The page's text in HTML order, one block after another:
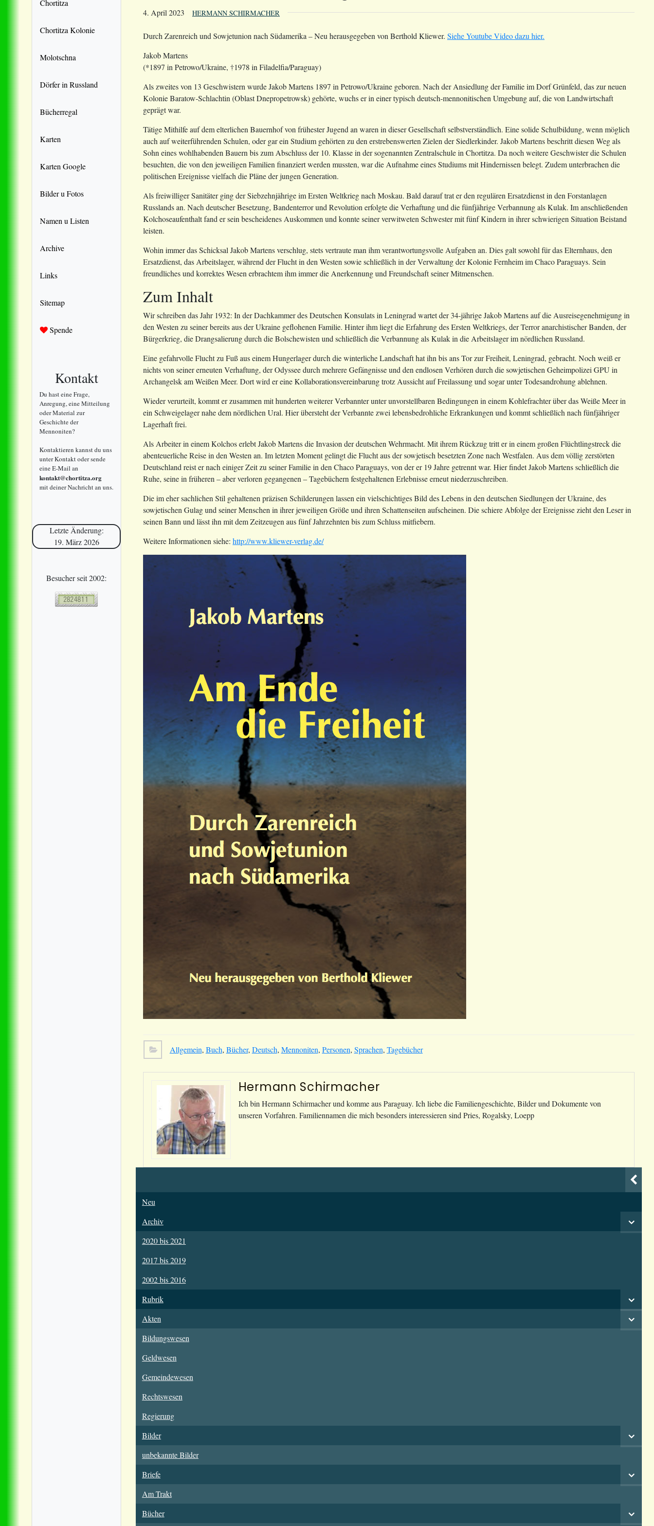
Chortitza
Chortitza Kolonie
Molotschna
Dörfer in Russland
Bücherregal
Karten
Karten Google
Bilder u Fotos
Namen u Listen
Archive
Links
Sitemap
Spende
Kontakt
Du hast eine Frage,
Anregung, eine Mitteilung
oder Material zur
Geschichte der
Mennoniten?
Kontaktieren kannst du uns
unter Kontakt oder sende
eine E-Mail an
kontakt@chortitza.org
mit deiner Nachricht an uns.
Letzte Änderung:
19. März 2026
Besucher seit 2002:
4. April 2023 HERMANN SCHIRMACHER
Durch Zarenreich und Sowjetunion nach Südamerika – Neu herausgegeben von Berthold Kliewer. Siehe Youtube Video dazu hier.
Jakob Martens
(*1897 in Petrowo/Ukraine, †1978 in Filadelfia/Paraguay)
Als zweites von 13 Geschwistern wurde Jakob Martens 1897 in Petrowo/Ukraine geboren. Nach der Ansiedlung der Familie im Dorf Grünfeld, das zur neuen
Kolonie Baratow-Schlachtin (Oblast Dnepropetrowsk) gehörte, wuchs er in einer typisch deutsch-mennonitischen Umgebung auf, die von Landwirtschaft
geprägt war.
Tätige Mithilfe auf dem elterlichen Bauernhof von frühester Jugend an waren in dieser Gesellschaft selbstverständlich. Eine solide Schulbildung, wenn möglich
auch auf weiterführenden Schulen, oder gar ein Studium gehörten zu den erstrebenswerten Zielen der Siedlerkinder. Jakob Martens beschritt diesen Weg als
Sohn eines wohlhabenden Bauern bis zum Abschluss der 10. Klasse in der sogenannten Zentralschule in Chortitza. Da noch weitere Geschwister die Schulen
besuchten, die von den jeweiligen Familien finanziert werden mussten, war die Aufnahme eines Studiums mit Hindernissen belegt. Zudem unterbrachen die
politischen Ereignisse vielfach die Pläne der jungen Generation.
Als freiwilliger Sanitäter ging der Siebzehnjährige im Ersten Weltkrieg nach Moskau. Bald darauf trat er den regulären Ersatzdienst in den Forstanlagen
Russlands an. Nach deutscher Besetzung, Bandenterror und Revolution erfolgte die Verhaftung und die fünfjährige Verbannung als Kulak. Im anschließenden
Kolchoseaufenthalt fand er sein bescheidenes Auskommen und konnte seiner verwitweten Schwester mit fünf Kindern in ihrer schwierigen Situation Beistand
leisten.
Wohin immer das Schicksal Jakob Martens verschlug, stets vertraute man ihm verantwortungsvolle Aufgaben an. Dies galt sowohl für das Elternhaus, den
Ersatzdienst, das Arbeitslager, während der Flucht in den Westen sowie schließlich in der Verwaltung der Kolonie Fernheim im Chaco Paraguays. Sein
freundliches und korrektes Wesen erbrachtem ihm immer die Anerkennung und Freundschaft seiner Mitmenschen.
Zum Inhalt
Wir schreiben das Jahr 1932: In der Dachkammer des Deutschen Konsulats in Leningrad wartet der 34-jährige Jakob Martens auf die Ausreisegenehmigung in
den Westen zu seiner bereits aus der Ukraine geflohenen Familie. Hinter ihm liegt die Erfahrung des Ersten Weltkriegs, der Terror anarchistischer Banden, der
Bürgerkrieg, die Drangsalierung durch die Bolschewisten und schließlich die Verbannung als Kulak in die Arbeitslager im nördlichen Russland.
Eine gefahrvolle Flucht zu Fuß aus einem Hungerlager durch die winterliche Landschaft hat ihn bis ans Tor zur Freiheit, Leningrad, gebracht. Noch weiß er
nichts von seiner erneuten Verhaftung, der Odyssee durch mehrere Gefängnisse und den endlosen Verhören durch die sowjetischen Geheimpolizei GPU in
Archangelsk am Weißen Meer. Dort wird er eine Kollaborationsvereinbarung trotz Aussicht auf Freilassung und sogar unter Todesandrohung ablehnen.
Wieder verurteilt, kommt er zusammen mit hunderten weiterer Verbannter unter unvorstellbaren Bedingungen in einem Kohlefrachter über das Weiße Meer in
ein Schweigelager nahe dem nördlichen Ural. Hier übersteht der Verbannte zwei lebensbedrohliche Erkrankungen und kommt schließlich nach fünfjähriger
Lagerhaft frei.
Als Arbeiter in einem Kolchos erlebt Jakob Martens die Invasion der deutschen Wehrmacht. Mit ihrem Rückzug tritt er in einem großen Flüchtlingstreck die
abenteuerliche Reise in den Westen an. Im letzten Moment gelingt die Flucht aus der sowjetisch besetzten Zone nach Westfalen. Aus dem völlig zerstörten
Deutschland reist er nach einiger Zeit zu seiner Familie in den Chaco Paraguays, von der er 19 Jahre getrennt war. Hier findet Jakob Martens schließlich die
Ruhe, seine in früheren – aber verloren gegangenen – Tagebüchern festgehaltenen Erlebnisse erneut niederzuschreiben.
Die im eher sachlichen Stil gehaltenen präzisen Schilderungen lassen ein vielschichtiges Bild des Lebens in den deutschen Siedlungen der Ukraine, des
sowjetischen Gulag und seiner Menschen in ihrer jeweiligen Größe und ihren Schattenseiten aufscheinen. Die schiere Abfolge der Ereignisse zieht den Leser in
seinen Bann und lässt ihn mit dem Zeitzeugen aus fünf Jahrzehnten bis zum Schluss mitfiebern.
Weitere Informationen siehe: http://www.kliewer-verlag.de/
Allgemein, Buch, Bücher, Deutsch, Mennoniten, Personen, Sprachen, Tagebücher
Hermann Schirmacher
Ich bin Hermann Schirmacher und komme aus Paraguay. Ich liebe die Familiengeschichte, Bilder und Dokumente von
unseren Vorfahren. Familiennamen die mich besonders interessieren sind Pries, Rogalsky, Loepp
Neu
Archiv
2020 bis 2021
2017 bis 2019
2002 bis 2016
Rubrik
Akten
Bildungswesen
Geldwesen
Gemeindewesen
Rechtswesen
Regierung
Bilder
unbekannte Bilder
Briefe
Am Trakt
Bücher